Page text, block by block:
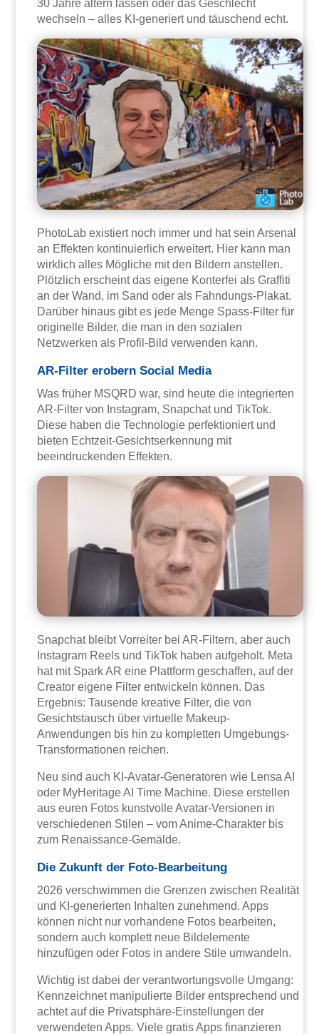
30 Jahre altern lassen oder das Geschlecht
wechseln – alles KI-generiert und täuschend echt.
PhotoLab existiert noch immer und hat sein Arsenal
an Effekten kontinuierlich erweitert. Hier kann man
wirklich alles Mögliche mit den Bildern anstellen.
Plötzlich erscheint das eigene Konterfei als Graffiti
an der Wand, im Sand oder als Fahndungs-Plakat.
Darüber hinaus gibt es jede Menge Spass-Filter für
originelle Bilder, die man in den sozialen
Netzwerken als Profil-Bild verwenden kann.
AR-Filter erobern Social Media
Was früher MSQRD war, sind heute die integrierten
AR-Filter von Instagram, Snapchat und TikTok.
Diese haben die Technologie perfektioniert und
bieten Echtzeit-Gesichtserkennung mit
beeindruckenden Effekten.
Snapchat bleibt Vorreiter bei AR-Filtern, aber auch
Instagram Reels und TikTok haben aufgeholt. Meta
hat mit Spark AR eine Plattform geschaffen, auf der
Creator eigene Filter entwickeln können. Das
Ergebnis: Tausende kreative Filter, die von
Gesichtstausch über virtuelle Makeup-
Anwendungen bis hin zu kompletten Umgebungs-
Transformationen reichen.
Neu sind auch KI-Avatar-Generatoren wie Lensa AI
oder MyHeritage AI Time Machine. Diese erstellen
aus euren Fotos kunstvolle Avatar-Versionen in
verschiedenen Stilen – vom Anime-Charakter bis
zum Renaissance-Gemälde.
Die Zukunft der Foto-Bearbeitung
2026 verschwimmen die Grenzen zwischen Realität
und KI-generierten Inhalten zunehmend. Apps
können nicht nur vorhandene Fotos bearbeiten,
sondern auch komplett neue Bildelemente
hinzufügen oder Fotos in andere Stile umwandeln.
Wichtig ist dabei der verantwortungsvolle Umgang:
Kennzeichnet manipulierte Bilder entsprechend und
achtet auf die Privatsphäre-Einstellungen der
verwendeten Apps. Viele gratis Apps finanzieren